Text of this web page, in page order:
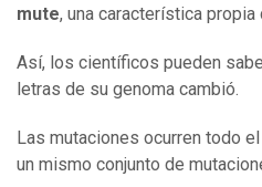
mute, una característica propia
Así, los científicos pueden
letras de su genoma cambió.
Las mutaciones ocurren todo
un mismo conjunto de